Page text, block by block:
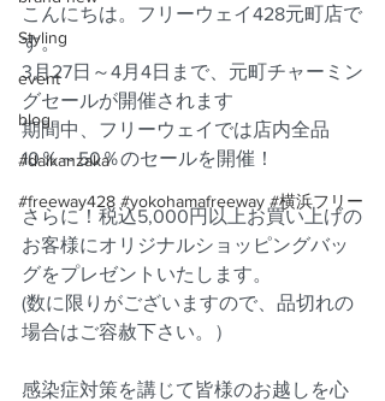
Styling
event
blog
#daikanzaka
#freeway428 #yokohamafreeway #横浜フリー
こんにちは。フリーウェイ428元町店で
す。
3月27日～4月4日まで、元町チャーミン
グセールが開催されます
期間中、フリーウェイでは店内全品
10％～50％のセールを開催！
さらに！税込5,000円以上お買い上げの
お客様にオリジナルショッピングバッ
グをプレゼントいたします。
(数に限りがございますので、品切れの
場合はご容赦下さい。）
感染症対策を講じて皆様のお越しを心